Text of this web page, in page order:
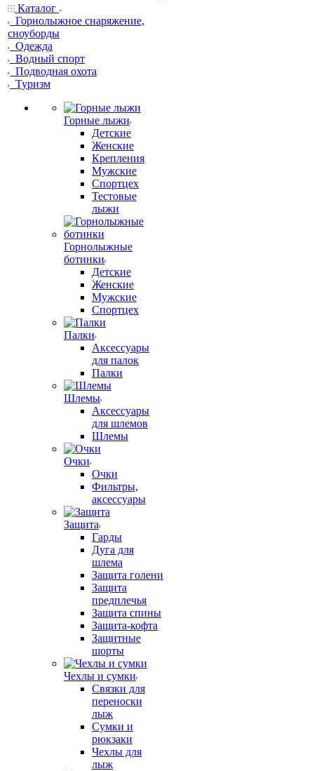
Каталог
Горнолыжное снаряжение,
сноуборды
Одежда
Водный спорт
Подводная охота
Туризм
Горные лыжи
Детские
Женские
Крепления
Мужские
Спортцех
Тестовые
лыжи
Горнолыжные
ботинки
Детские
Женские
Мужские
Спортцех
Палки
Аксессуары
для палок
Палки
Шлемы
Аксессуары
для шлемов
Шлемы
Очки
Очки
Фильтры,
аксессуары
Защита
Гарды
Дуга для
шлема
Защита голени
Защита
предплечья
Защита спины
Защита-кофта
Защитные
шорты
Чехлы и сумки
Связки для
переноски
лыж
Сумки и
рюкзаки
Чехлы для
лыж